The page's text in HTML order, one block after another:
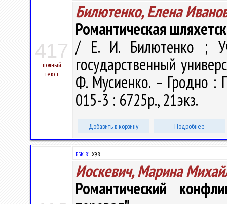
417
полный
текст
Билютенко, Елена
Романтическая
/ Е. И. Билютенко ;
государственный
Ф. Мусиенко. – Гродно :
015-3 : 6725р., 21экз.
Добавить в корзину Подробнее
ББК 81.Х98
Иоскевич, Марина
Романтический